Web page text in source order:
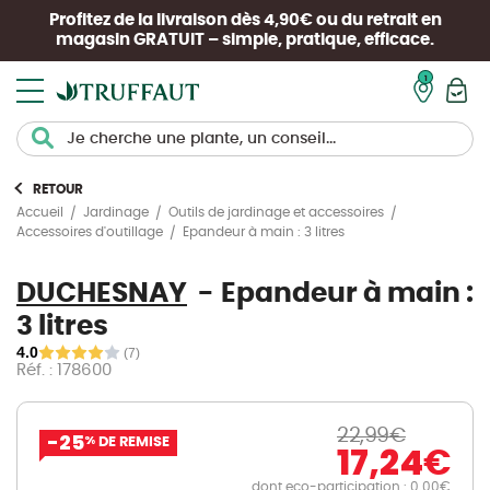
Profitez de la livraison dès 4,90€ ou du retrait en
magasin GRATUIT – simple, pratique, efficace.
RETOUR
Accueil
Jardinage
Outils de jardinage et accessoires
Accessoires d'outillage
Epandeur à main : 3 litres
DUCHESNAY
Epandeur à main :
3 litres
4.0 (7)
Réf. : 178600
-25% DE REMISE 22,99€
17,24€
dont eco-participation : 0.00€